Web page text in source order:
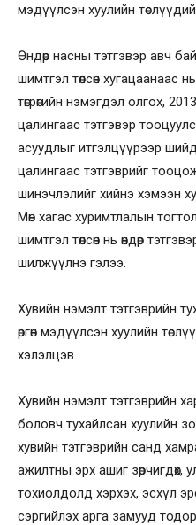
мэдүүлсэн хуулийн
Өндөр насны тэтгэвэр авч
шимтгэл төлсөн хугацаанаас
төгрөгийн нэмэгдэл олгох,
цалингаас тэтгэвэр
асуудлыг итгэлцүүрээр
цалингаас тэтгэврийг
шинэчлэлийг хийнэ хэмээн
Мөн хагас хуримтлалын
шимтгэл төлсөн нь өндөр
шилжүүлнэ гэлээ.
Хувийн нэмэлт тэтгэврийн
өргөн мэдүүлсэн хуулийн
хэлэлцэв.
Хувийн нэмэлт тэтгэврийн
боловч тухайлсан хуулийн
хувийн тэтгэврийн санд
ажилтны эрх ашиг зөрчигдөх,
тохиолдолд хэрхэх, эсхүл
сэргийлэх арга замууд